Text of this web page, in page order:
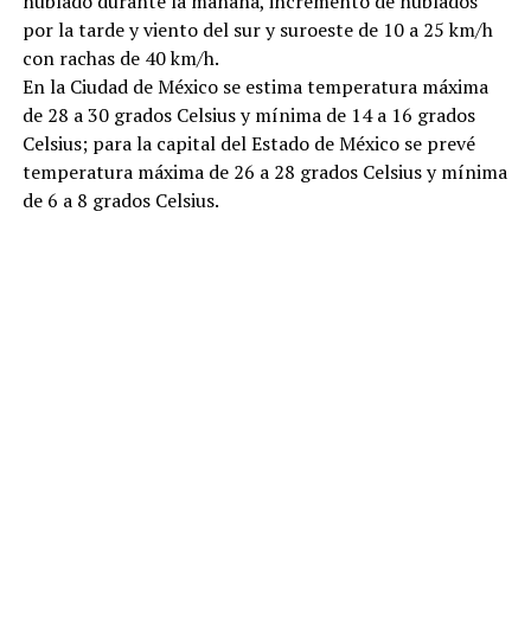
por la tarde y viento del sur y suroeste de 10 a 25 km/h
con rachas de 40 km/h.
En la Ciudad de México se estima temperatura máxima
de 28 a 30 grados Celsius y mínima de 14 a 16 grados
Celsius; para la capital del Estado de México se prevé
temperatura máxima de 26 a 28 grados Celsius y mínima
de 6 a 8 grados Celsius.